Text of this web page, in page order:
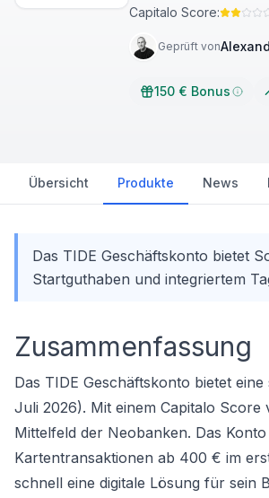
Capitalo Score:
Geprüft von
150 € Bonus
Übersicht Produkte News
Das TIDE Geschäftskonto bietet
Startguthaben und integriertem
Zusammenfassung
Das TIDE Geschäftskonto bietet
Juli 2026). Mit einem Capitalo
Mittelfeld der Neobanken. Das
Kartentransaktionen ab 400 € im
schnell eine digitale Lösung für sein